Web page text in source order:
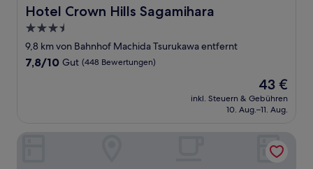
Hotel Crown Hills Sagamihara
Hotel Crown Hills Sagamihara
3.5-
Sterne-
Unterkunft
9,8 km von Bahnhof Machida Tsurukawa entfernt
7.8
7,8/10 Gut (448 Bewertungen)
Der
Preis
beträgt
43 €
inkl. Steuern & Gebühren
10. Aug.–11. Aug.